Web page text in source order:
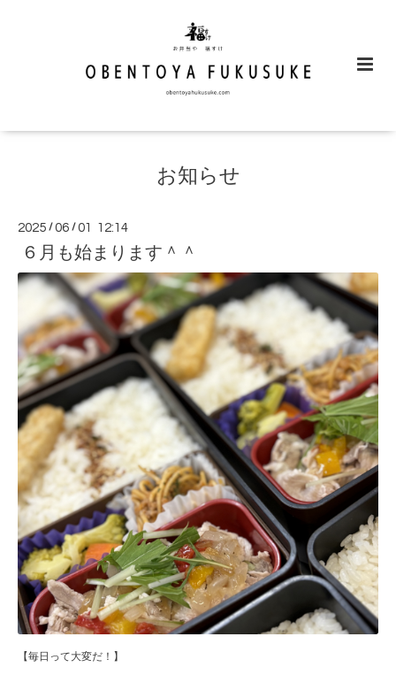
お知らせ
2025 /06 /01 12:14
６月も始まります＾＾
【毎日って大変だ！】